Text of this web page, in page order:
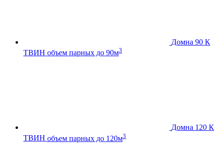
Домна 90 К
ТВИН объем парных до 90м3
Домна 120 К
ТВИН объем парных до 120м3